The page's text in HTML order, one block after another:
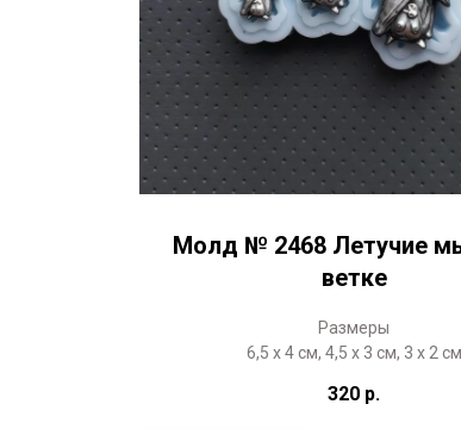
Молд № 2468 Летучие
ветке
Размеры
6,5 х 4 см, 4,5 х 3 см, 3 х 2 см
320 р.